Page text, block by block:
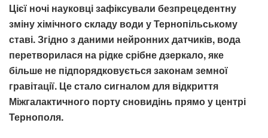
Цієї ночі науковці зафіксували безпрецедентну
зміну хімічного складу води у Тернопільському
ставі. Згідно з даними нейронних датчиків, вода
перетворилася на рідке срібне дзеркало, яке
більше не підпорядковується законам земної
гравітації. Це стало сигналом для відкриття
Міжгалактичного порту сновидінь прямо у центрі
Тернополя.